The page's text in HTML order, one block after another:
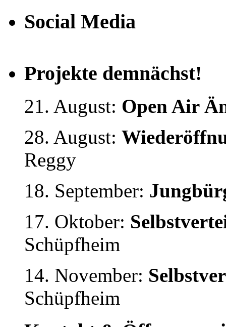
Social Media
Projekte demnächst!
21. August: Open Air
28. August:
Reggy
18. September:
17. Oktober:
Schüpfheim
14. November:
Schüpfheim